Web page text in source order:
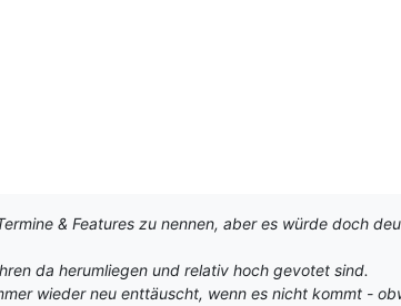
& Features zu nennen, aber es würde doch
da herumliegen und relativ hoch gevotet sind.
wieder neu enttäuscht, wenn es nicht kommt -